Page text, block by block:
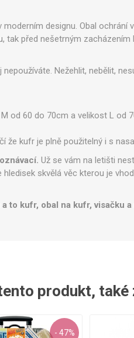
moderním designu.Obal ochrání
tak před nešetrným zacházením
Nežehlit, nebělit,
od 60 do 70cm a velikost L od
že kufr je plně použitelný i s
Už se vám na letišti
skvělá věc kterou je
to kufr, obal na kufr, visačku
produkt, také
- 47%